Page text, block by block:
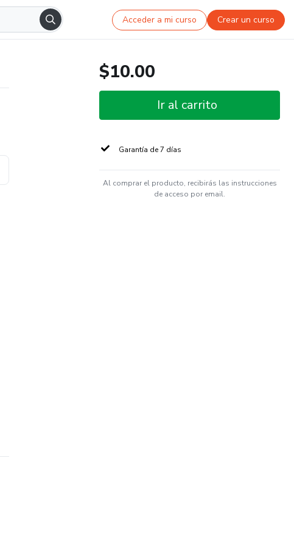
Acceder a mi curso Crear un curso
$10.00
Ir al carrito
Garantía de 7 días
Al comprar el producto, recibirás las instrucciones
de acceso por email.